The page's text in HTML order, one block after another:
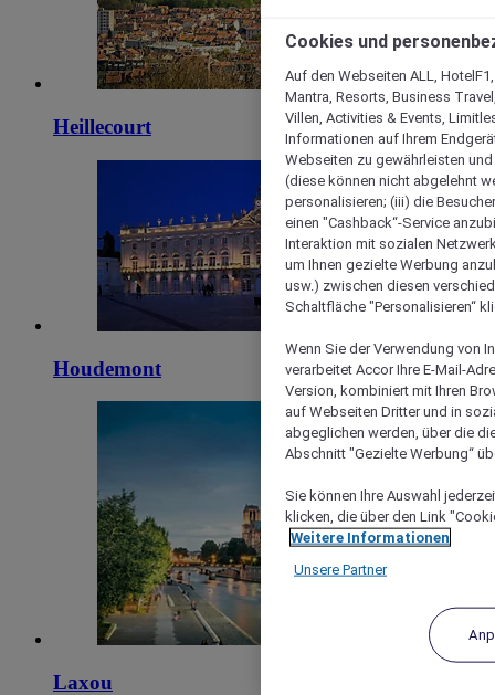
Heillecourt
Houdemont
Laxou
Cookies und
Auf den Webseiten ALL,
Mantra, Resorts, Business
Villen, Activities & Events,
Informationen auf Ihrem
Webseiten zu gewährleisten
(diese können nicht abgelehnt
personalisieren; (iii) die
einen "Cashback“-Service
Interaktion mit sozialen
um Ihnen gezielte Werbung
usw.) zwischen diesen
Schaltfläche "Personalisieren“
Wenn Sie der Verwendung von
verarbeitet Accor Ihre E-Mail-
Version, kombiniert mit Ihren
auf Webseiten Dritter und in
abgeglichen werden, über die
Abschnitt "Gezielte Werbung“
Sie können Ihre Auswahl
klicken, die über den Link
Weitere Informationen
Unsere Partner